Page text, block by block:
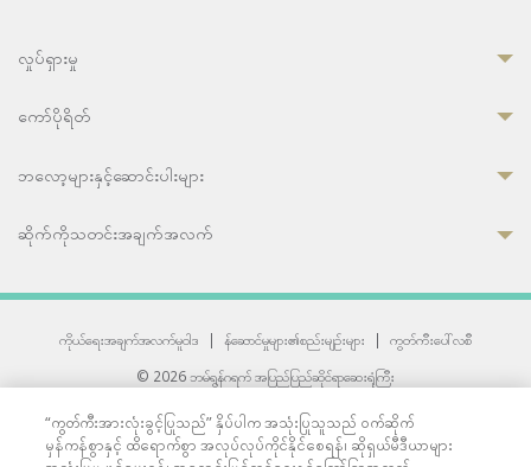
လှုပ်ရှားမှု
ကော်ပိုရိတ်
ဘလော့များနှင့်ဆောင်းပါးများ
ဆိုက်ကိုသတင်းအချက်အလက်
ကိုယ်ရေးအချက်အလက်မူဝါဒ | န်ဆောင်မှုများ၏စည်းမျဉ်းများ |
ကွတ်ကီးပေါ်လစီ
© 2026 ဘမ်ရွန်ဂရက် အပြည်ပြည်ဆိုင်ရာဆေးရုံကြီး
33 Sukhumvit 3, Wattana, Bangkok 10110 Thailand.
All rights reserved.
“ကွတ်ကီးအားလုံးခွင့်ပြုသည်” နှိပ်ပါက အသုံးပြုသူသည် ဝက်ဆိုက်
မှန်ကန်စွာနှင့် ထိရောက်စွာ အလုပ်လုပ်ကိုင်နိုင်စေရန်၊ ဆိုရှယ်မီဒီယာများ